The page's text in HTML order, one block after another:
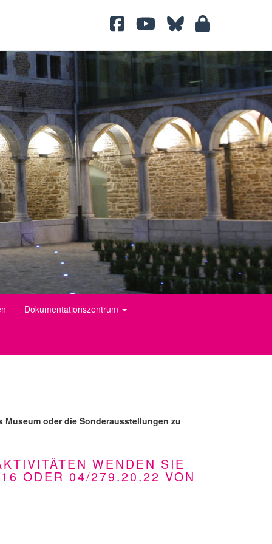
Dokumentationszentrum
oder die Sonderausstellungen zu
WENDEN SIE
ODER 04/279.20.22 VON